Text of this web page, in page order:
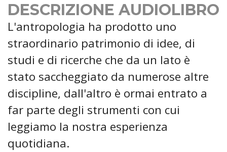
DESCRIZIONE AUDIOLIBRO
L'antropologia ha prodotto uno
straordinario patrimonio di idee, di
studi e di ricerche che da un lato è
stato saccheggiato da numerose altre
discipline, dall'altro è ormai entrato a
far parte degli strumenti con cui
leggiamo la nostra esperienza
quotidiana.